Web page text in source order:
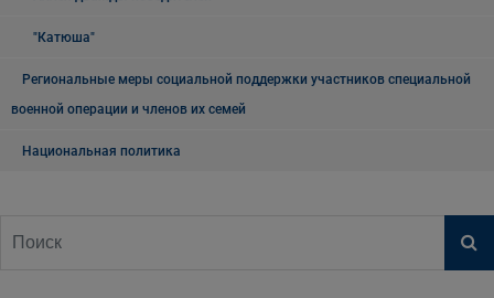
"Катюша"
Региональные меры социальной поддержки участников специальной
военной операции и членов их семей
Национальная политика